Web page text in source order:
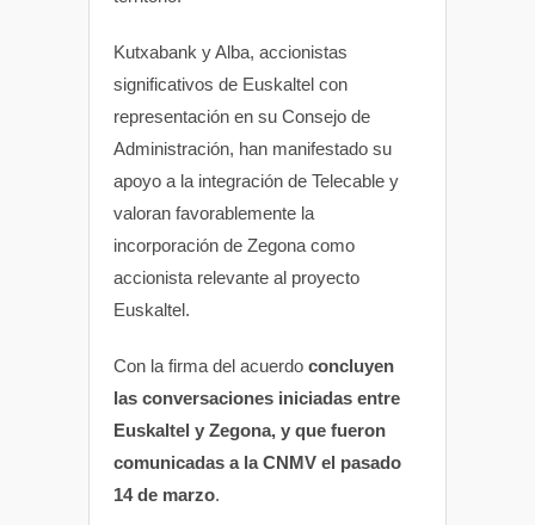
Kutxabank y Alba, accionistas
significativos de Euskaltel con
representación en su Consejo de
Administración, han manifestado su
apoyo a la integración de Telecable y
valoran favorablemente la
incorporación de Zegona como
accionista relevante al proyecto
Euskaltel.
Con la firma del acuerdo concluyen
las conversaciones iniciadas entre
Euskaltel y Zegona, y que fueron
comunicadas a la CNMV el pasado
14 de marzo.